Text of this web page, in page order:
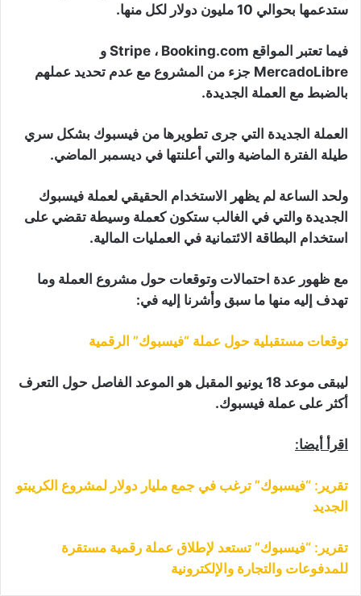
ستدعمها بحوالي 10 مليون دولار لكل منها.
فيما تعتبر المواقع Stripe ، Booking.com و
MercadoLibre جزء من المشروع مع عدم تحديد عملهم
بالضبط مع العملة الجديدة.
العملة الجديدة التي جرى تطويرها من فيسبوك بشكل سري
طيلة الفترة الماضية والتي أعلنتها في ديسمبر الماضي.
ولحد الساعة لم يظهر الاستخدام الحقيقي لعملة فيسبوك
الجديدة والتي في الغالب ستكون كعملة وسيطة تقضي على
استخدام البطاقة الائتمانية في العمليات المالية.
مع ظهور عدة احتمالات وتوقعات حول مشروع العملة وما
تهدف إليه منها ما سبق وأشرنا إليه في:
توقعات مستقبلية حول عملة “فيسبوك” الرقمية
ليبقى موعد 18 يونيو المقبل هو الموعد الفاصل حول التعرف
أكثر على عملة فيسبوك.
اقرأ أيضا:
تقرير: “فيسبوك” ترغب في جمع مليار دولار لمشروع الكريبتو
الجديد
تقرير: “فيسبوك” تستعد لإطلاق عملة رقمية مستقرة
للمدفوعات والتجارة والإلكترونية